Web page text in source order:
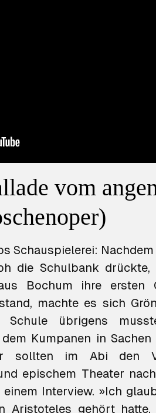
vom
Schauspielerei:
die Schulbank
Bochum ihre ersten
machte es sich
übrigens
Kumpanen in
sollten im Abi den
epischem Theater
Interview. »Ich
Aristoteles gehört